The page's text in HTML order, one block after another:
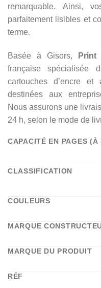
remarquable. Ainsi,
parfaitement lisibles et
terme.
Basée à Gisors, Print
française spécialisée
cartouches d’encre et
destinées aux
Nous assurons une
24 h, selon le mode de
CAPACITÉ EN PAGES (À
CLASSIFICATION
COULEURS
MARQUE
MARQUE DU PRODUIT
RÉF